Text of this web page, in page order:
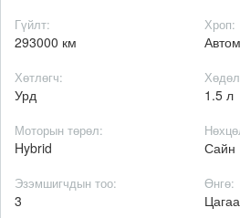
Гүйлт:
293000 км
Хроп:
Хөтлөгч:
Урд 1.5 л
Моторын төрөл:
Hybrid Сайн
Эзэмшигчдын тоо:
3
Өнгө: